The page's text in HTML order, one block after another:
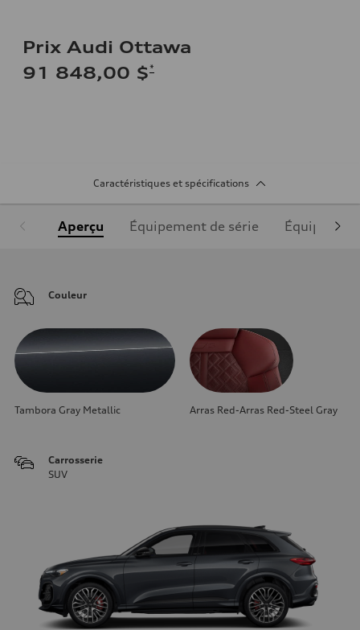
Prix Audi Ottawa
91 848,00 $*
Caractéristiques et spécifications
Aperçu Équipement de série
Couleur
Tambora Gray Metallic Arras Red-Arras Red-Steel Gray
Carrosserie
SUV